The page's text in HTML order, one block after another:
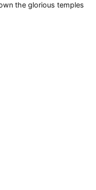
the glorious temples